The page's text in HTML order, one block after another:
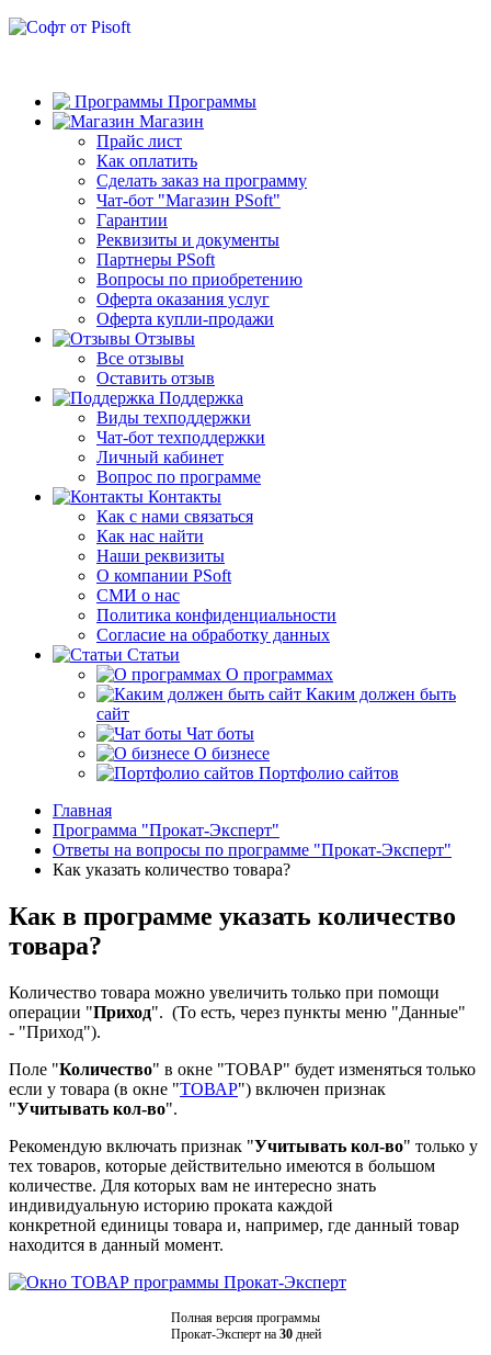
Программы
Магазин
Прайс лист
Как оплатить
Сделать заказ на программу
Чат-бот "Магазин PSoft"
Гарантии
Реквизиты и документы
Партнеры PSoft
Вопросы по приобретению
Оферта оказания услуг
Оферта купли-продажи
Отзывы
Все отзывы
Оставить отзыв
Поддержка
Виды техподдержки
Чат-бот техподдержки
Личный кабинет
Вопрос по программе
Контакты
Как с нами связаться
Как нас найти
Наши реквизиты
О компании PSoft
СМИ о нас
Политика конфиденциальности
Согласие на обработку данных
Статьи
О программах
Каким должен быть
сайт
Чат боты
О бизнесе
Портфолио сайтов
Главная
Программа "Прокат-Эксперт"
Ответы на вопросы по программе "Прокат-Эксперт"
Как указать количество товара?
Как в программе указать количество
товара?
Количество товара можно увеличить только при помощи
операции "Приход". (То есть, через пункты меню "Данные"
- "Приход").
Поле "Количество" в окне "ТОВАР" будет изменяться только
если у товара (в окне "ТОВАР") включен признак
"Учитывать кол-во".
Рекомендую включать признак "Учитывать кол-во" только у
тех товаров, которые действительно имеются в большом
количестве. Для которых вам не интересно знать
индивидуальную историю проката каждой
конкретной единицы товара и, например, где данный товар
находится в данный момент.
Полная версия программы
Прокат-Эксперт на 30дней